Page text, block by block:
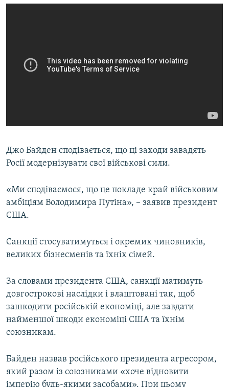
Джо Байден сподівається, що ці заходи завадять
Росії модернізувати свої військові сили.
«Ми сподіваємося, що це покладе край військовим
амбіціям Володимира Путіна», – заявив президент
США.
Санкції стосуватимуться і окремих чиновників,
великих бізнесменів та їхніх сімей.
За словами президента США, санкції матимуть
довгострокові наслідки і влаштовані так, щоб
зашкодити російській економіці, але завдати
найменшої шкоди економіці США та їхнім
союзникам.
Байден назвав російського президента агресором,
який разом із союзниками «хоче відновити
імперію будь-якими засобами». При цьому